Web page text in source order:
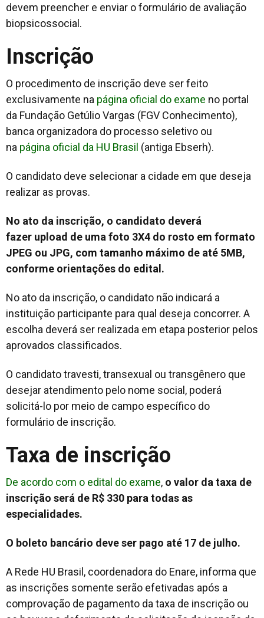
devem preencher e enviar o formulário de avaliação
biopsicossocial.
Inscrição
O procedimento de inscrição deve ser feito
exclusivamente na página oficial do exame no portal
da Fundação Getúlio Vargas (FGV Conhecimento),
banca organizadora do processo seletivo ou
na página oficial da HU Brasil (antiga Ebserh).
O candidato deve selecionar a cidade em que deseja
realizar as provas.
No ato da inscrição, o candidato deverá
fazer upload de uma foto 3X4 do rosto em formato
JPEG ou JPG, com tamanho máximo de até 5MB,
conforme orientações do edital.
No ato da inscrição, o candidato não indicará a
instituição participante para qual deseja concorrer. A
escolha deverá ser realizada em etapa posterior pelos
aprovados classificados.
O candidato travesti, transexual ou transgênero que
desejar atendimento pelo nome social, poderá
solicitá-lo por meio de campo específico do
formulário de inscrição.
Taxa de inscrição
De acordo com o edital do exame, o valor da taxa de
inscrição será de R$ 330 para todas as
especialidades.
O boleto bancário deve ser pago até 17 de julho.
A Rede HU Brasil, coordenadora do Enare, informa que
as inscrições somente serão efetivadas após a
comprovação de pagamento da taxa de inscrição ou